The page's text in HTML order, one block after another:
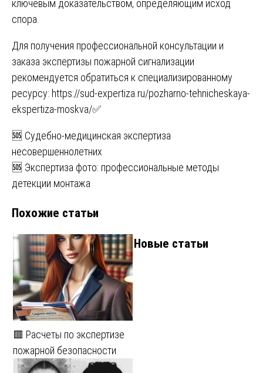
ключевым доказательством, определяющим исход
спора.
Для получения профессиональной консультации и
заказа экспертизы пожарной сигнализации
рекомендуется обратиться к специализированному
ресурсу: https://sud-expertiza.ru/pozharno-tehnicheskaya-
ekspertiza-moskva/✅
Навигация
по
записям
🆘 Судебно-медицинская экспертиза
несовершеннолетних
🆘 Экспертиза фото: профессиональные методы
детекции монтажа
Похожие статьи
🟥 Расчеты по экспертизе
пожарной безопасности
Новые статьи